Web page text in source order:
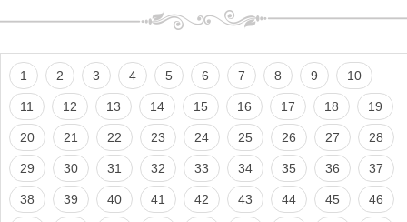
1 2 3 4 5 6 7 8 9 10
11 12 13 14 15 16 17 18 19
20 21 22 23 24 25 26 27 28
29 30 31 32 33 34 35 36 37
38 39 40 41 42 43 44 45 46